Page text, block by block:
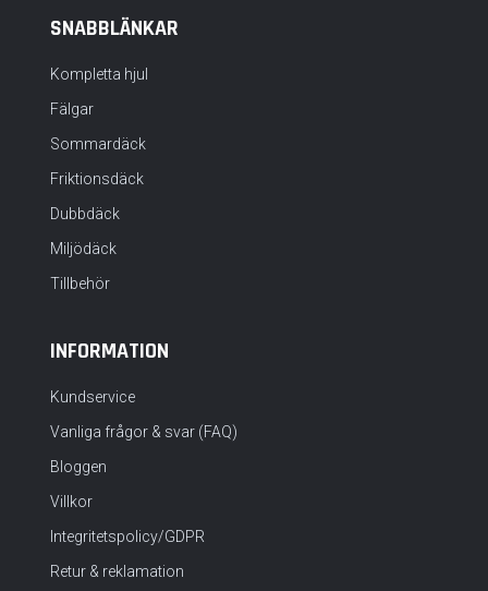
SNABBLÄNKAR
Kompletta hjul
Fälgar
Sommardäck
Friktionsdäck
Dubbdäck
Miljödäck
Tillbehör
INFORMATION
Kundservice
Vanliga frågor & svar (FAQ)
Bloggen
Villkor
Integritetspolicy/GDPR
Retur & reklamation